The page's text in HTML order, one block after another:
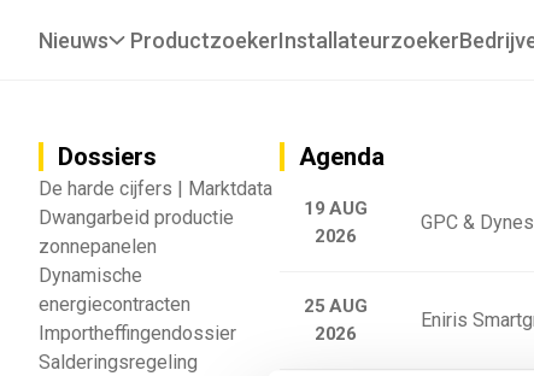
Nieuws ProductzoekerInstallateurzoeker
Dossiers
De harde cijfers | Marktdata
Dwangarbeid productie
zonnepanelen
Dynamische
energiecontracten
Importheffingendossier
Salderingsregeling
Agenda
19 AUG
2026
GPC &
25 AUG
2026
Eniris